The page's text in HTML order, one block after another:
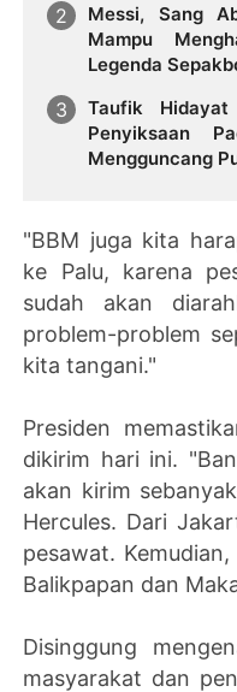
Messi, Sang
Mampu
Legenda
Taufik Hidayat
Penyiksaan
Mengguncang
"BBM juga kita
ke Palu, karena
sudah akan
problem-problem
kita tangani."
Presiden
dikirim hari ini.
akan kirim
Hercules. Dari
pesawat.
Balikpapan dan
Disinggung
masyarakat dan